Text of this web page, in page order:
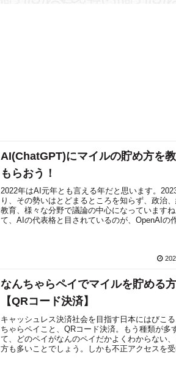
AI(ChatGPT)にマイルの貯め方を
もらおう！
2022年はAI元年とも言える年だと思います。
り、その勢いはとどまるところを知らず、政治、
教育、様々な分野で議論の中心になっていますね
て、AIの代表格と目されているのが、OpenAIの作
なんちゃらペイでマイルを貯める
【QRコード決済】
キャッシュレス決済社会を目指す日本にはびこ
ちゃらペイこと、QRコード決済。もう種類が多
て、どのペイがなんのペイだかよくわからない、
方も多いことでしょう。しかも不正アクセスを受